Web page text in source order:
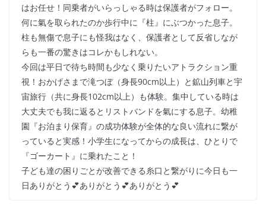
はお任せ！同乗者がいらっしゃる時は保護者がフォロー。
何に氣を取られたのか歩行中に『柱』にぶつかった息子。
柱も無傷で息子にも怪我はなく、保護者として反省しなが
らも一番の驚きはコレかもしれない。
今回は平日で待ち時間も少なく乗りたいアトラクション重
視！おかげさまで滝つぼ（身長90cm以上）と鉱山列車と宇
宙旅行（共に身長102cm以上）も体験。集中している時は
大丈夫でも我に返るとリストバンドを氣にする息子。幼稚
園『お泊まり保育』の成功体験が全体的な良い流れに繋が
っていると実感！小学生になってからの成長は、ひとりで
『ゴーカート』に乗れたこと！
子ども達の困りごとが改善できる糸口と繋がりに今日も一
日ありがとう💕ありがとう💕ありがとう💕